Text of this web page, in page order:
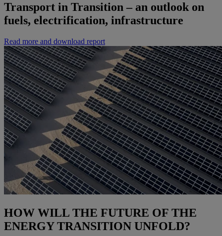
Transport in Transition – an outlook on
fuels, electrification, infrastructure
Read more and download report
HOW WILL THE FUTURE OF THE
ENERGY TRANSITION UNFOLD?